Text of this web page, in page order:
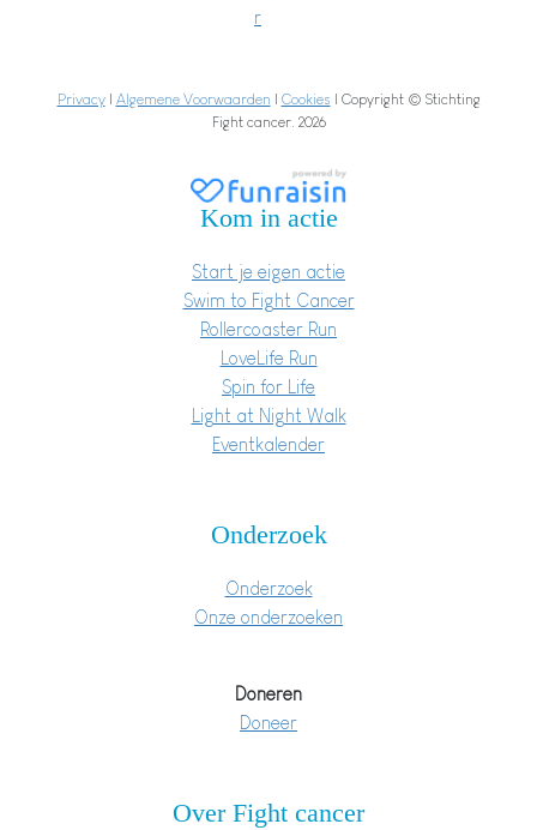
r
Privacy| Algemene Voorwaarden | Cookies | Copyright © Stichting
Fight cancer. 2026
Kom in actie
Start je eigen actie
Swim to Fight Cancer
Rollercoaster Run
LoveLife Run
Spin for Life
Light at Night Walk
Eventkalender
Onderzoek
Onderzoek
Onze onderzoeken
Doneren
Doneer
Over Fight cancer